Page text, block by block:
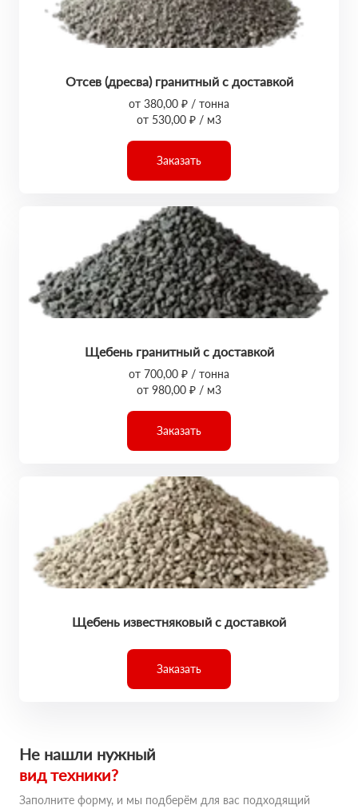
Отсев (дресва) гранитный с доставкой
от 380,00 ₽ / тонна
от 530,00 ₽ / м3
Заказать
Щебень гранитный с доставкой
от 700,00 ₽ / тонна
от 980,00 ₽ / м3
Заказать
Щебень известняковый с доставкой
Заказать
Не нашли нужный
вид техники?
Заполните форму, и мы подберём для вас подходящий